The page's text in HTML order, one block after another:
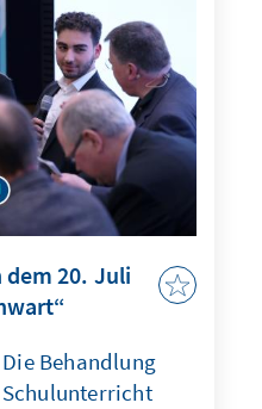
dem 20. Juli
Behandlung